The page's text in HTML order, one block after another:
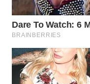
SUKABUMI
WN
WN
PRIANGAN